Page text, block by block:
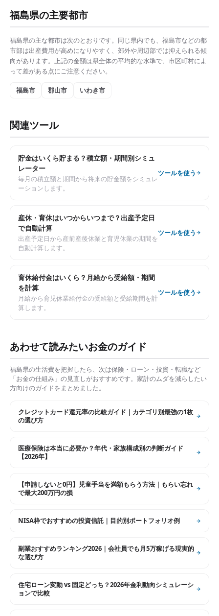
福島県の主要都市
福島県の主な都市は次のとおりです。同じ県内でも、 福島市などの都
市部は出産費用が高めになりやすく、郊外や周辺部では抑えられる傾
向があります。上記の金額は県全体の平均的な水準で、市区町村によ
って差がある点にご注意ください。
福島市 郡山市 いわき市
関連ツール
貯金はいくら貯まる？積立額・期間別シミュ
レーター
毎月の積立額と期間から将来の貯金額をシミュレ
ーションします。
ツールを使う
産休・育休はいつからいつまで？出産予定日
で自動計算
出産予定日から産前産後休業と育児休業の期間を
自動計算します。
ツールを使う
育休給付金はいくら？月給から受給額・期間
を計算
月給から育児休業給付金の受給額と受給期間を計
算します。
ツールを使う
あわせて読みたいお金のガイド
福島県の生活費を把握したら、次は保険・ローン・投資・転職など
「お金の仕組み」の見直しがおすすめです。家計のムダを減らしたい
方向けのガイドをまとめました。
クレジットカード還元率の比較ガイド｜カテゴリ別最強の1枚
の選び方
医療保険は本当に必要か？年代・家族構成別の判断ガイド
【2026年】
【申請しないと0円】児童手当を満額もらう方法｜もらい忘れ
で最大200万円の損
NISA枠でおすすめの投資信託｜目的別ポートフォリオ例
副業おすすめランキング2026｜会社員でも月5万稼げる現実的
な選び方
住宅ローン変動 vs 固定どっち？2026年金利動向シミュレーシ
ョンで比較